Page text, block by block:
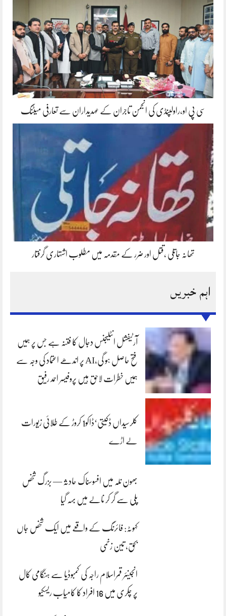
سی پی او،راولپنڈی کی انجمن تاجران کے عہدیداران سے تعارفی میٹنگ
تھانہ جاتلی ،قتل اور ضرر کے مقدمہ میں مطلوب اشتہاری گرفتار
اہم خبریں
آرٹیفشل انٹلیجنس دجال کا فتنہ ہے جس پر ہمیں
فتح حاصل ہو گی،AI پر اندھے اعتماد کی وجہ سے
ہمیں خطرات لاحق ہیں پروفیسر احمد رفیق
کلرسیداں ڈکیتی‘ڈاکو1 کروڑ کے طلائی زیورات
لے اڑے
بھون نلہ میں افسوسناک حادثہ — بزرگ شخص
پلی سے گر کر نالے میں بہہ گیا
کہوٹہ: فائرنگ کے واقعے میں ایک شخص جاں
بحق، تین زخمی
انجینئر قمراسلام راجہ کی کمبوڈیا سے ہنگامی کال
پر چکری میں 16 افراد کا کامیاب ریسکیو